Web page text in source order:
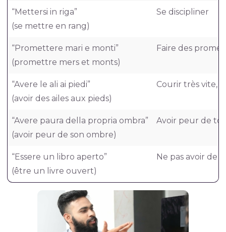
“Mettersi in riga”
(se mettre en rang)
Se discipliner
“Promettere mari e monti”
(promettre mers et monts)
Faire des
“Avere le ali ai piedi”
(avoir des ailes aux pieds)
Courir très vite,
“Avere paura della propria ombra”
(avoir peur de son ombre)
Avoir peur de
“Essere un libro aperto”
(être un livre ouvert)
Ne pas avoir de